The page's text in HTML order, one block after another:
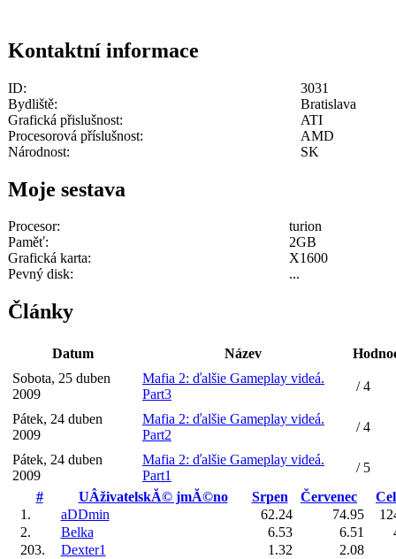
Kontaktní informace
ID:
3031
Bydliště:
Bratislava
Grafická přislušnost:
ATI
Procesorová příslušnost:
AMD
Národnost:
SK
Moje sestava
Procesor:
turion
Paměť:
2GB
Grafická karta:
X1600
Pevný disk:
...
Články
Datum Název
Sobota, 25 duben
2009
Mafia 2: ďalšie Gameplay videá.
Part3
/ 4
Pátek, 24 duben
2009
Mafia 2: ďalšie Gameplay videá.
Part2
/ 4
Pátek, 24 duben
2009
Mafia 2: ďalšie Gameplay videá.
Part1
/ 5
#
UÂživatelskĂ© jmĂ©no Srpen Červenec
1.
aDDmin 62.24 74.95
2.
Belka 6.53 6.51
203.
Dexter1 1.32
2.08